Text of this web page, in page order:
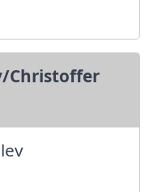
Christoffer